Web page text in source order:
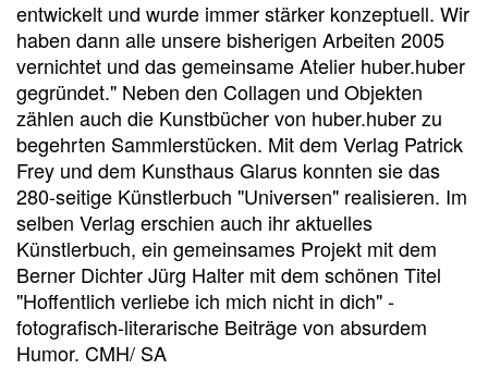
entwickelt und wurde immer stärker konzeptuell. Wir
haben dann alle unsere bisherigen Arbeiten 2005
vernichtet und das gemeinsame Atelier huber.huber
gegründet." Neben den Collagen und Objekten
zählen auch die Kunstbücher von huber.huber zu
begehrten Sammlerstücken. Mit dem Verlag Patrick
Frey und dem Kunsthaus Glarus konnten sie das
280-seitige Künstlerbuch "Universen" realisieren. Im
selben Verlag erschien auch ihr aktuelles
Künstlerbuch, ein gemeinsames Projekt mit dem
Berner Dichter Jürg Halter mit dem schönen Titel
"Hoffentlich verliebe ich mich nicht in dich" -
fotografisch-literarische Beiträge von absurdem
Humor. CMH/ SA